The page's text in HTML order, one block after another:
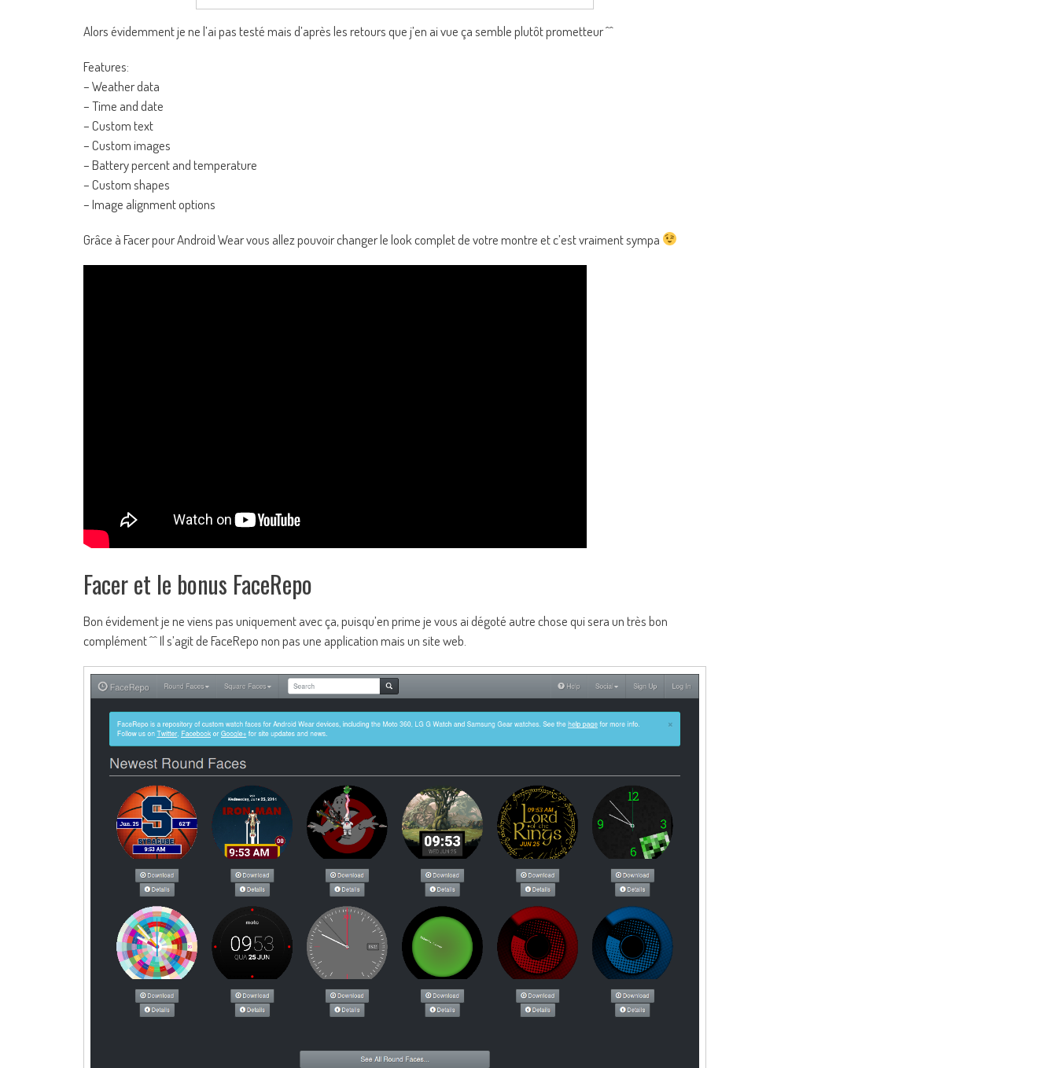
Alors évidemment je ne l’ai pas testé mais d’après les retours que j’en ai vue ça semble plutôt prometteur ^^
Features:
– Weather data
– Time and date
– Custom text
– Custom images
– Battery percent and temperature
– Custom shapes
– Image alignment options
Grâce à Facer pour Android Wear vous allez pouvoir changer le look complet de votre montre et c’est vraiment sympa
Facer et le bonus FaceRepo
Bon évidement je ne viens pas uniquement avec ça, puisqu’en prime je vous ai dégoté autre chose qui sera un très bon
complément ^^ Il s’agit de FaceRepo non pas une application mais un site web.